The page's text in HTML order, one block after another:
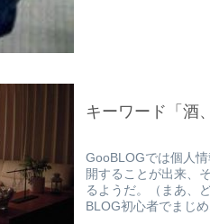
キーワード「酒
GooBLOGでは個人
開することが出来、
るようだ。（まあ、
BLOG初心者でまじ